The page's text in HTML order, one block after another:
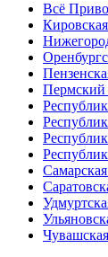
Всё
Пермский